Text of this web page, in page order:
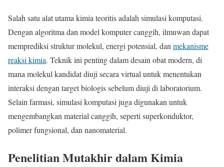
Salah satu alat utama kimia teoritis adalah simulasi komputasi.
Dengan algoritma dan model komputer canggih, ilmuwan dapat
memprediksi struktur molekul, energi potensial, danmekanisme
reaksi kimia. Teknik ini penting dalam desain obat modern, di
mana molekul kandidat diuji secara virtual untuk menentukan
interaksi dengan target biologis sebelum diuji di laboratorium.
Selain farmasi, simulasi komputasi juga digunakan untuk
mengembangkan material canggih, seperti superkonduktor,
polimer fungsional, dan nanomaterial.
Penelitian Mutakhir dalam Kimia